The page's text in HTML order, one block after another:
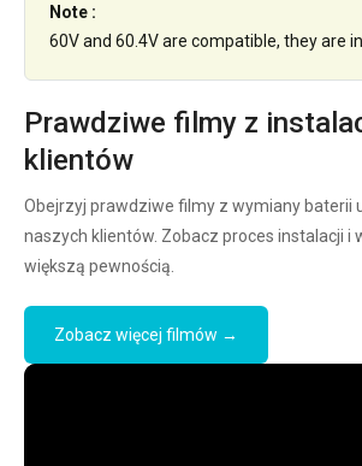
Note :
60V and 60.4V are compatible, they are
Prawdziwe filmy z
klientów
Obejrzyj prawdziwe filmy z wymiany baterii
naszych klientów. Zobacz proces instalacji i
większą pewnością.
Zobacz więcej filmów →